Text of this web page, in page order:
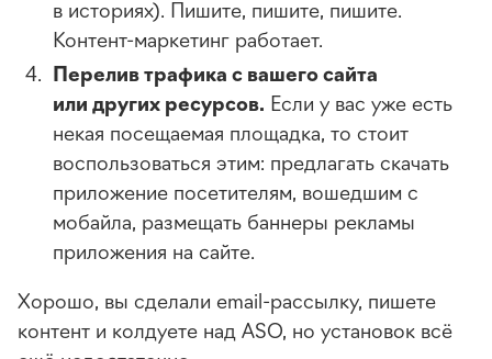
в историях). Пишите, пишите, пишите.
Контент-маркетинг работает.
Перелив трафика с вашего сайта
или других ресурсов. Если у вас уже есть
некая посещаемая площадка, то стоит
воспользоваться этим: предлагать скачать
приложение посетителям, вошедшим с
мобайла, размещать баннеры рекламы
приложения на сайте.
Хорошо, вы сделали email-рассылку, пишете
контент и колдуете над ASO, но установок всё